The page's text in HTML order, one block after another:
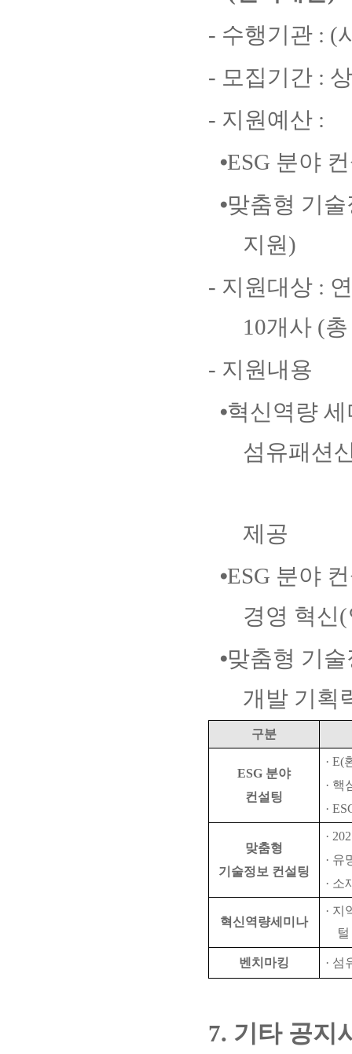
- 수행기관 : (
- 모집기간 :
- 지원예산 :
⦁ESG 분야
⦁맞춤형 기
지원)
- 지원대상 :
10개사 (
- 지원내용
⦁혁신역량
섬유패션
제공
⦁ESG 분야
경영 혁신(
⦁맞춤형 기
개발 기획
구분
ESG 분야
컨설팅
· E(
· 핵
·
맞춤형
기술정보 컨설팅
·
· 유
· 소
혁신역량세미나
· 지
벤치마킹 · 섬
7. 기타 공지